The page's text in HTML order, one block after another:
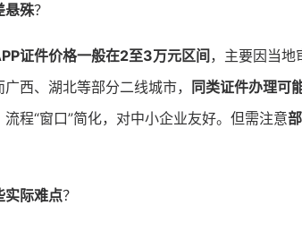
悬殊？
证件价格一般在2至3万元区间 ，主要因当地
西、湖北等部分二线城市，
同类证件办理可
程“窗口”简化，对中小企业友好。但需注意
实际难点？